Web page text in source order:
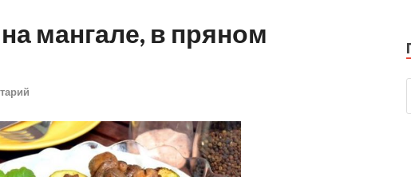
мангале, в пряном